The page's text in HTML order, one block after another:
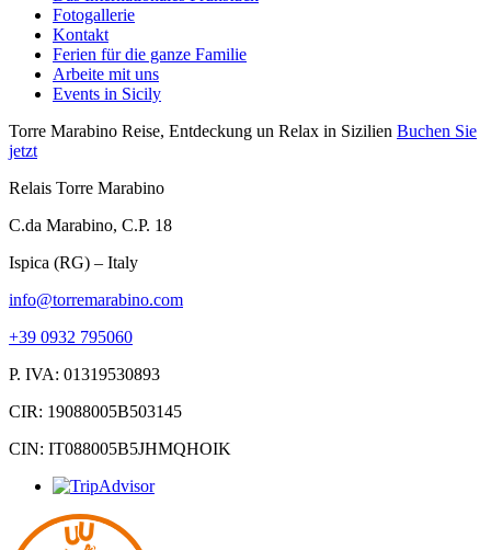
Fotogallerie
Kontakt
Ferien für die ganze Familie
Arbeite mit uns
Events in Sicily
Torre Marabino Reise, Entdeckung un Relax in Sizilien Buchen Sie
jetzt
Relais Torre Marabino
C.da Marabino, C.P. 18
Ispica (RG) – Italy
info@torremarabino.com
+39 0932 795060
P. IVA: 01319530893
CIR: 19088005B503145
CIN: IT088005B5JHMQHOIK